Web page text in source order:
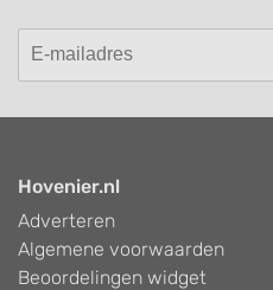
Hovenier.nl
Adverteren
Algemene voorwaarden
Beoordelingen widget